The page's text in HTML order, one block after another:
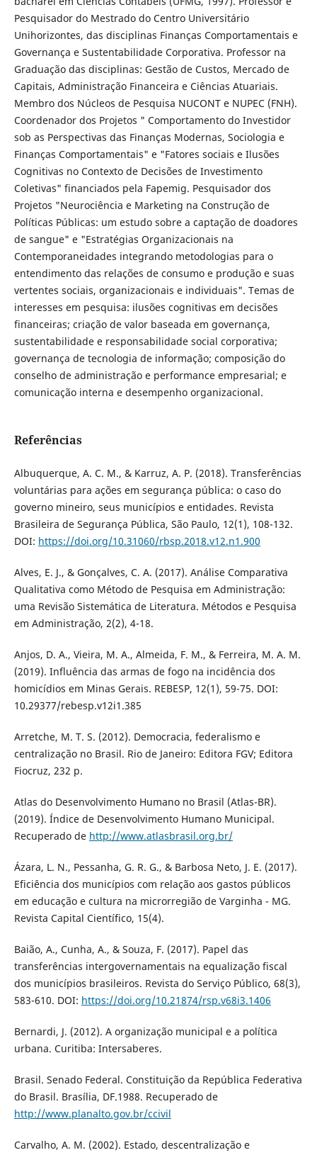
Pesquisador do Mestrado do Centro Universitário
Unihorizontes, das disciplinas Finanças Comportamentais e
Governança e Sustentabilidade Corporativa. Professor na
Graduação das disciplinas: Gestão de Custos, Mercado de
Capitais, Administração Financeira e Ciências Atuariais.
Membro dos Núcleos de Pesquisa NUCONT e NUPEC (FNH).
Coordenador dos Projetos " Comportamento do Investidor
sob as Perspectivas das Finanças Modernas, Sociologia e
Finanças Comportamentais" e "Fatores sociais e Ilusões
Cognitivas no Contexto de Decisões de Investimento
Coletivas" financiados pela Fapemig. Pesquisador dos
Projetos "Neurociência e Marketing na Construção de
Políticas Públicas: um estudo sobre a captação de doadores
de sangue" e "Estratégias Organizacionais na
Contemporaneidades integrando metodologias para o
entendimento das relações de consumo e produção e suas
vertentes sociais, organizacionais e individuais". Temas de
interesses em pesquisa: ilusões cognitivas em decisões
financeiras; criação de valor baseada em governança,
sustentabilidade e responsabilidade social corporativa;
governança de tecnologia de informação; composição do
conselho de administração e performance empresarial; e
comunicação interna e desempenho organizacional.
Referências
Albuquerque, A. C. M., & Karruz, A. P. (2018). Transferências
voluntárias para ações em segurança pública: o caso do
governo mineiro, seus municípios e entidades. Revista
Brasileira de Segurança Pública, São Paulo, 12(1), 108-132.
DOI: https://doi.org/10.31060/rbsp.2018.v12.n1.900
Alves, E. J., & Gonçalves, C. A. (2017). Análise Comparativa
Qualitativa como Método de Pesquisa em Administração:
uma Revisão Sistemática de Literatura. Métodos e Pesquisa
em Administração, 2(2), 4-18.
Anjos, D. A., Vieira, M. A., Almeida, F. M., & Ferreira, M. A. M.
(2019). Influência das armas de fogo na incidência dos
homicídios em Minas Gerais. REBESP, 12(1), 59-75. DOI:
10.29377/rebesp.v12i1.385
Arretche, M. T. S. (2012). Democracia, federalismo e
centralização no Brasil. Rio de Janeiro: Editora FGV; Editora
Fiocruz, 232 p.
Atlas do Desenvolvimento Humano no Brasil (Atlas-BR).
(2019). Índice de Desenvolvimento Humano Municipal.
Recuperado de http://www.atlasbrasil.org.br/
Ázara, L. N., Pessanha, G. R. G., & Barbosa Neto, J. E. (2017).
Eficiência dos municípios com relação aos gastos públicos
em educação e cultura na microrregião de Varginha - MG.
Revista Capital Científico, 15(4).
Baião, A., Cunha, A., & Souza, F. (2017). Papel das
transferências intergovernamentais na equalização fiscal
dos municípios brasileiros. Revista do Serviço Público, 68(3),
583-610. DOI: https://doi.org/10.21874/rsp.v68i3.1406
Bernardi, J. (2012). A organização municipal e a política
urbana. Curitiba: Intersaberes.
Brasil. Senado Federal. Constituição da República Federativa
do Brasil. Brasília, DF.1988. Recuperado de
http://www.planalto.gov.br/ccivil
Carvalho, A. M. (2002). Estado, descentralização e